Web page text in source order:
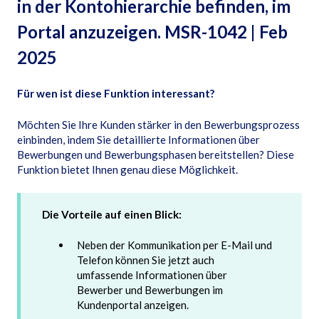
in der Kontohierarchie befinden, im
Portal anzuzeigen. MSR-1042 | Feb
2025
Für wen ist diese Funktion interessant?
Möchten Sie Ihre Kunden stärker in den Bewerbungsprozess
einbinden, indem Sie detaillierte Informationen über
Bewerbungen und Bewerbungsphasen bereitstellen? Diese
Funktion bietet Ihnen genau diese Möglichkeit.
Die Vorteile auf einen Blick:
Neben der Kommunikation per E-Mail und
Telefon können Sie jetzt auch
umfassende Informationen über
Bewerber und Bewerbungen im
Kundenportal anzeigen.